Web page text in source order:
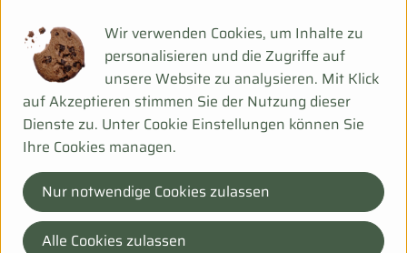
Herkunft
Hersteller: EIH
einhorn products GmbH
Wir verwenden Cookies, um Inhalte zu
personalisieren und die Zugriffe auf
unsere Website zu analysieren. Mit Klick
auf Akzeptieren stimmen Sie der Nutzung dieser
Dienste zu. Unter Cookie Einstellungen können Sie
Ihre Cookies managen.
Nur notwendige Cookies zulassen
Alle Cookies zulassen